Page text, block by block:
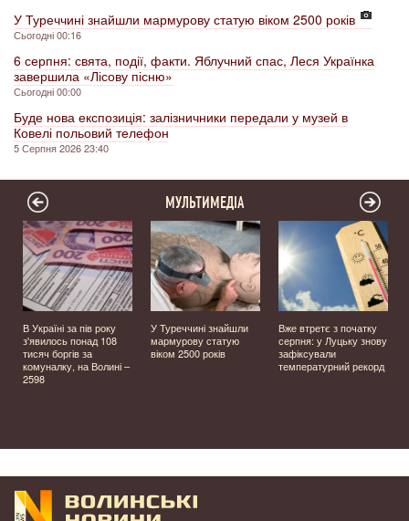
У Туреччині знайшли мармурову статую віком 2500 років
Сьогодні 00:16
6 серпня: свята, події, факти. Яблучний спас, Леся Українка
завершила «Лісову пісню»
Сьогодні 00:00
Буде нова експозиція: залізничники передали у музей в
Ковелі польовий телефон
5 Серпня 2026 23:40
МУЛЬТИМЕДІА
В Україні за пів року
з'явилось понад 108
тисяч боргів за
комуналку, на Волині –
2598
У Туреччині знайшли
мармурову статую
віком 2500 років
Вже втретє з початку
серпня: у Луцьку знову
зафіксували
температурний рекорд